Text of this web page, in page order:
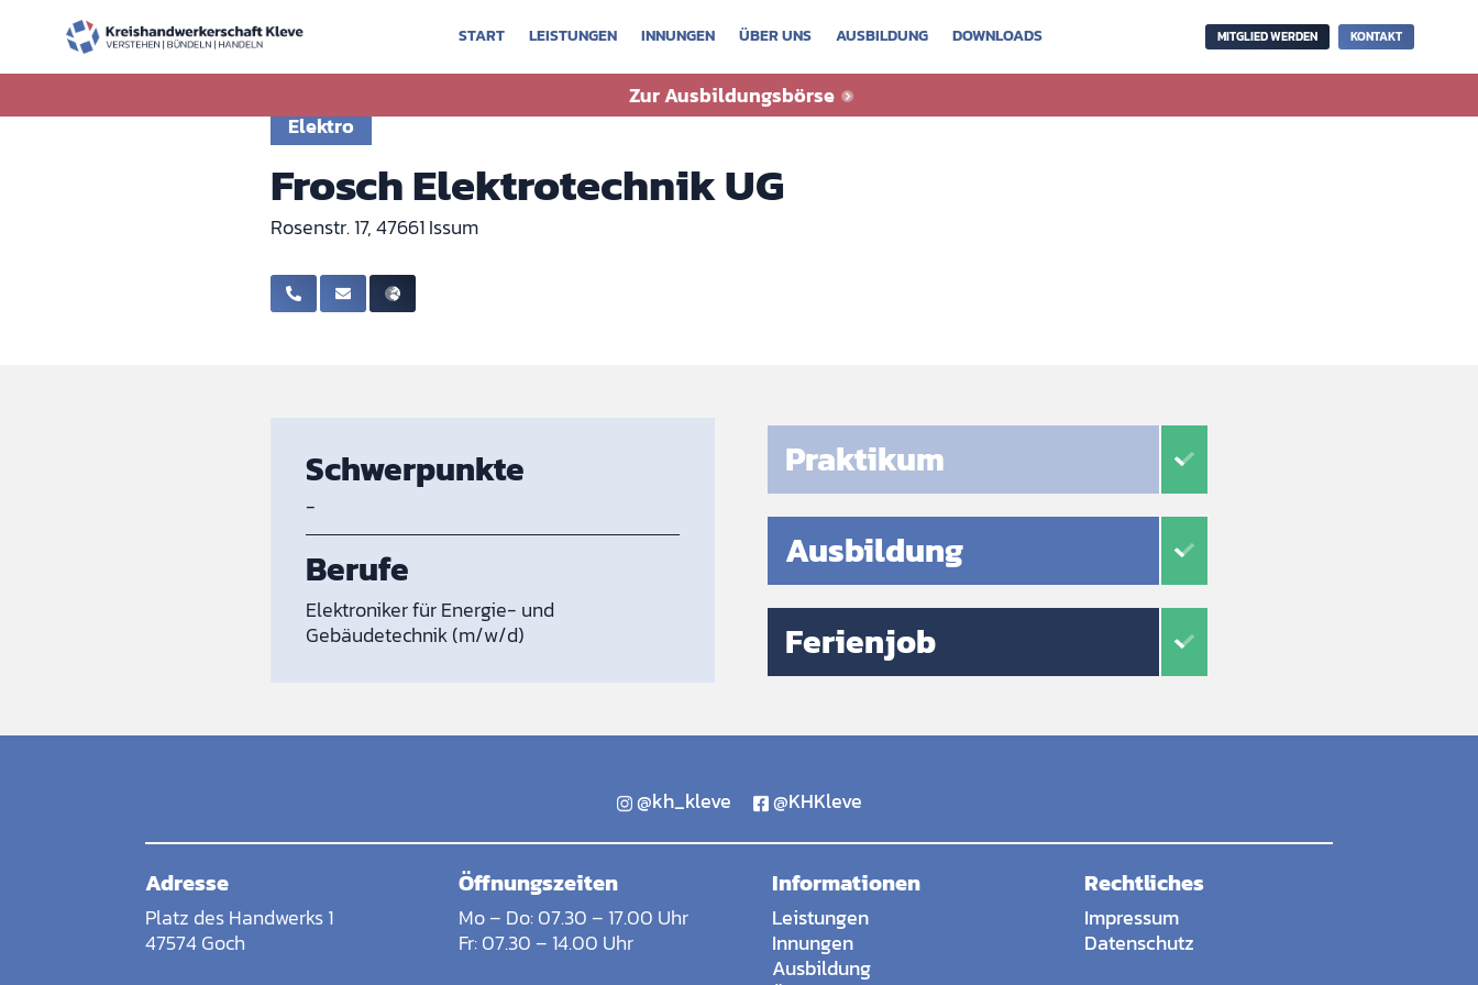
START LEISTUNGEN INNUNGEN ÜBER UNS AUSBILDUNG DOWNLOADS MITGLIED WERDEN KONTAKT
Zur Ausbildungsbörse
Elektro
Frosch Elektrotechnik UG
Rosenstr. 17, 47661 Issum
Schwerpunkte
-
Berufe
Elektroniker für Energie- und
Gebäudetechnik (m/w/d)
Praktikum
Ausbildung
Ferienjob
@kh_kleve @KHKleve
Adresse
Platz des Handwerks 1
47574 Goch
Öffnungszeiten
Mo – Do: 07.30 – 17.00 Uhr
Fr: 07.30 – 14.00 Uhr
Informationen
Leistungen
Innungen
Ausbildung
Rechtliches
Impressum
Datenschutz